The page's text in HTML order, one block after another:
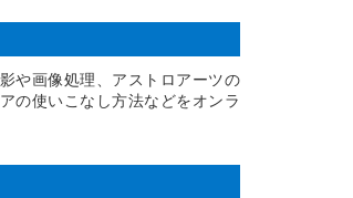
や画像処理、アストロアーツの
の使いこなし方法などをオンラ